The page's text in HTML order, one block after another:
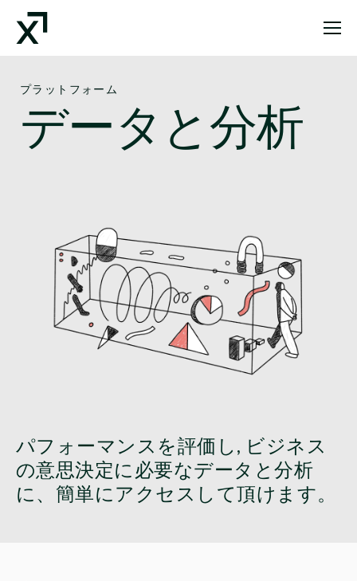
Index Exchange Home page
プラットフォーム
データと分析
パフォーマンスを評価し, ビジネス
の意思決定に必要なデータと分析
に、簡単にアクセスして頂けます。